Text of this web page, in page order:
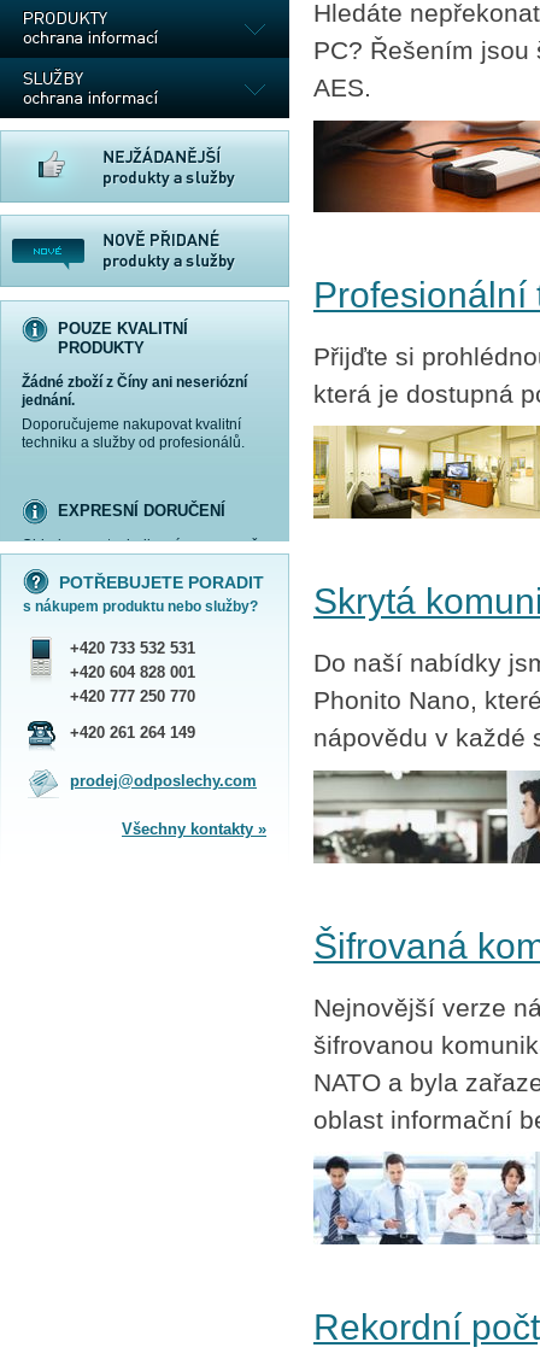
POUZE KVALITNÍ
PRODUKTY
Žádné zboží z Číny ani neseriózní
jednání.
Doporučujeme nakupovat kvalitní
techniku a služby od profesionálů.
více informací »
EXPRESNÍ DORUČENÍ
Objednanou techniku vám expresně
Praha - DNES
ČR - ZÍTRA DO 17 HODIN
Dále zasíláme zboží Obchodním
balíkem České pošty nebo přepravní
službou PPL.
více informací »
SHOWROOM PRAHA
Náš sortiment si můžete
prohlédnout, vyzkoušet a zakoupit
Jsme zkušení odborníci a rádi vám s
více informací »
více informací »
POTŘEBUJETE PORADIT
s nákupem produktu nebo služby?
+420 733 532 531
+420 604 828 001
+420 777 250 770
+420 261 264 149
prodej@odposlechy.com
Všechny kontakty »
Hledáte
PC? Řešením
AES.
Profesionální
Přijďte si
která je dostupná
Skrytá
Do naší nabídky
Phonito Nano,
nápovědu v každé
Šifrovaná
Nejnovější verze
šifrovanou
NATO a byla
oblast informační
Rekordní